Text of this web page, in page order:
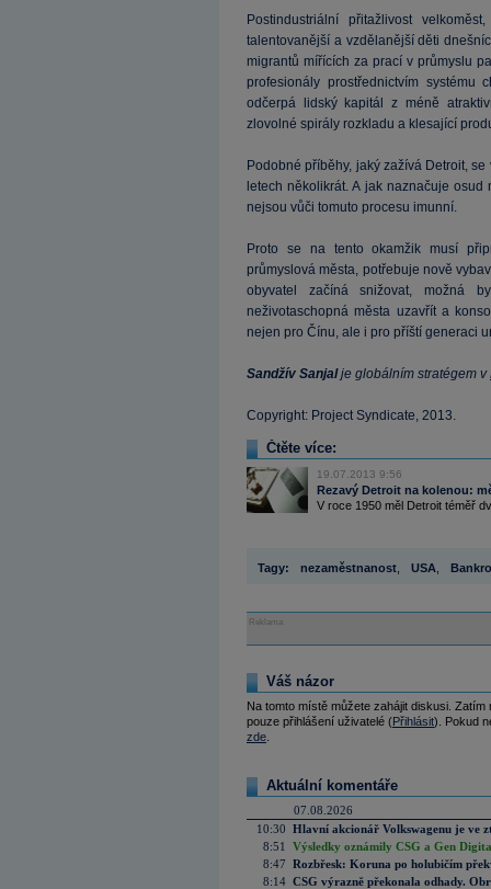
Postindustriální přitažlivost
talentovanější a vzdělanější děti
migrantů mířících za prací v průmyslu
profesionály prostřednictvím systému
odčerpá lidský kapitál z méně
zlovolné spirály rozkladu a klesající
Podobné příběhy, jaký zažívá Detroit,
letech několikrát. A jak naznačuje
nejsou vůči tomuto procesu imunní.
Proto se na tento okamžik musí
průmyslová města, potřebuje nově
obyvatel začíná snižovat, možná
neživotaschopná města uzavřít a
nejen pro Čínu, ale i pro příští generaci
Sandžív Sanjalje globálním stratégem v
Copyright: Project Syndicate, 2013.
Čtěte více:
19.07.2013 9:56
Rezavý Detroit na kolenou:
V roce 1950 měl Detroit téměř
Tagy: nezaměstnanost USA
Reklama
Váš názor
Na tomto místě můžete zahájit diskusi.
pouze přihlášení uživatelé (Přihlásit). Pokud
zde
Aktuální komentáře
07.08.2026
10:30 Hlavní akcionář Volkswagenu je ve
8:51
Výsledky oznámily CSG a Gen
8:47 Rozbřesk: Koruna po holubičím
8:14 CSG výrazně překonala odhady.